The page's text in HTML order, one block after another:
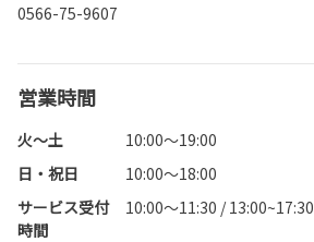
0566-75-9607
営業時間
火～土
10:00～19:00
日・祝日
10:00～18:00
サービス受付
時間
10:00～11:30 / 13:00~17:30